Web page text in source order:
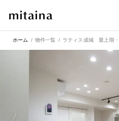
ホーム 物件一覧 ラティス成城 最上階